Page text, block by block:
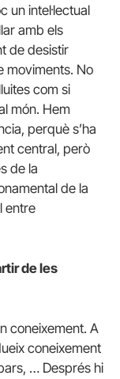
un intel·lectual
amb els
de desistir
moviments. No
com si
món. Hem
perquè s’ha
central, però
de la
de la
entre
de les
coneixement. A
coneixement
… Després hi